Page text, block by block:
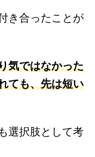
き合ったことが
気ではなかった
ても、先は短い
選択肢として考